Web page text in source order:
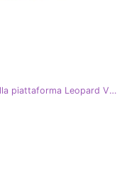
Sneaker in pelle scamosciata femminile sulla piattaforma Leopard Vinceza 66793 Black nero